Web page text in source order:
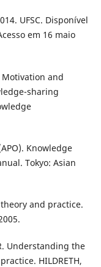
UFSC. Disponível
em 16 maio
Motivation and
sharing
Knowledge
Tokyo: Asian
and practice.
Understanding the
HILDRETH,